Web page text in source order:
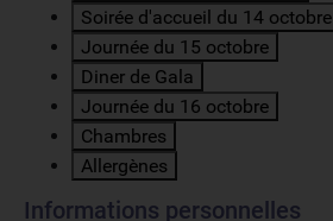
Soirée d'accueil du 14 octobre
Journée du 15 octobre
Diner de Gala
Journée du 16 octobre
Chambres
Allergènes
Informations personnelles